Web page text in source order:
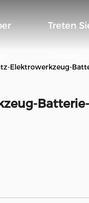
Treten
Elektrowerkzeug-
Batterie-